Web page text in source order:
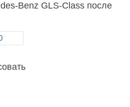
Benz GLS-Class после